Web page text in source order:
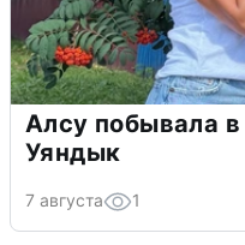
Алсу побывала
Уяндык
7 августа 1